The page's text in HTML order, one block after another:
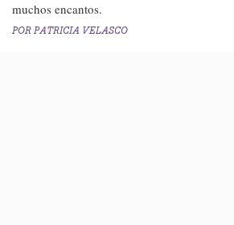
muchos encantos.
POR PATRICIA VELASCO